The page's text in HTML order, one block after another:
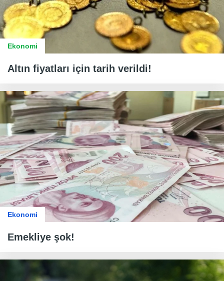
Ekonomi
Altın fiyatları için tarih verildi!
Ekonomi
Emekliye şok!